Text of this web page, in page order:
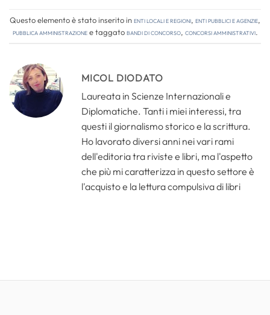
Questo elemento è stato inserito inEnti locali e regioni, Enti pubblici e agenzie,
Pubblica amministrazionee taggatobandi di concorso, concorsi amministrativi.
MICOL DIODATO
Laureata in Scienze Internazionali e
Diplomatiche. Tanti i miei interessi, tra
questi il giornalismo storico e la scrittura.
Ho lavorato diversi anni nei vari rami
dell'editoria tra riviste e libri, ma l'aspetto
che più mi caratterizza in questo settore è
l'acquisto e la lettura compulsiva di libri